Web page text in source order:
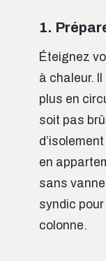
1.
Éteignez
à chaleur.
plus en
soit pas
en
sans
syndic
colonne.